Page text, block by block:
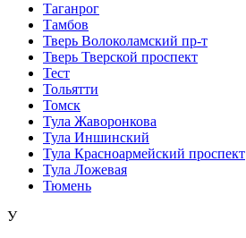
Таганрог
Тамбов
Тверь Волоколамский пр-т
Тверь Тверской проспект
Тест
Тольятти
Томск
Тула Жаворонкова
Тула Иншинский
Тула Красноармейский проспект
Тула Ложевая
Тюмень
У